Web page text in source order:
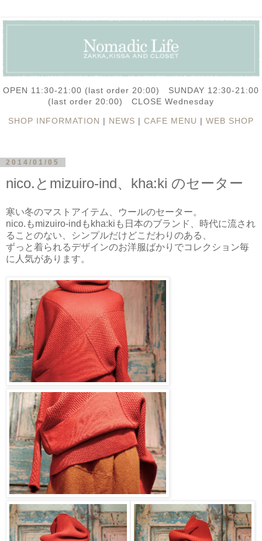
OPEN 11:30-21:00 (last order 20:00) SUNDAY 12:30-21:00
(last order 20:00) CLOSE Wednesday
SHOP INFORMATION | NEWS | CAFE MENU | WEB SHOP
2014/01/05
nico.とmizuiro-ind、kha:ki のセーター
寒い冬のマストアイテム、ウールのセーター。
nico.もmizuiro-indもkha:kiも日本のブランド、時代に流され
ることのない、シンプルだけどこだわりのある、
ずっと着られるデザインのお洋服ばかりでコレクション毎
に人気があります。